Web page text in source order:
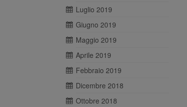
Luglio 2019
Giugno 2019
Maggio 2019
Aprile 2019
Febbraio 2019
Dicembre 2018
Ottobre 2018